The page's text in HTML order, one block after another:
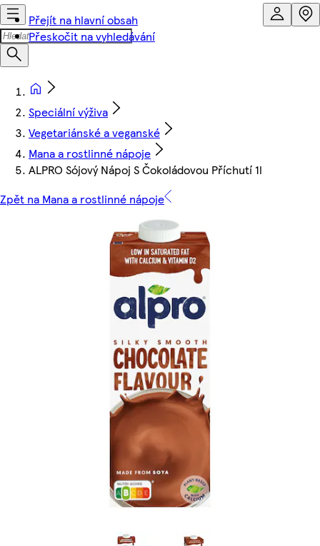
Přejít na hlavní obsah
Přeskočit na vyhledávání
Speciální výživa
Vegetariánské a veganské
Mana a rostlinné nápoje
ALPRO Sójový Nápoj S Čokoládovou Příchutí 1l
Zpět na Mana a rostlinné nápoje